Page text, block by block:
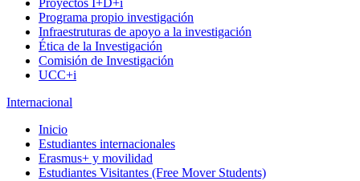
Proyectos I+D+i
Programa propio investigación
Infraestruturas de apoyo a la investigación
Ética de la Investigación
Comisión de Investigación
UCC+i
Internacional
Inicio
Estudiantes internacionales
Erasmus+ y movilidad
Estudiantes Visitantes (Free Mover Students)